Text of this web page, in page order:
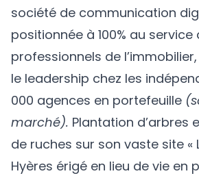
société de communication
positionnée à 100% au service
professionnels de
le leadership chez les
000 agences en portefeuille
marché). Plantation d’arbres
de ruches sur son vaste site «
Hyères érigé en lieu de vie en